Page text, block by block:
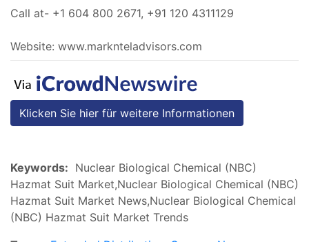
Call at- +1 604 800 2671, +91 120 4311129
Website: www.marknteladvisors.com
Klicken Sie hier für weitere Informationen
Keywords: Nuclear Biological Chemical (NBC)
Hazmat Suit Market,Nuclear Biological Chemical (NBC)
Hazmat Suit Market News,Nuclear Biological Chemical
(NBC) Hazmat Suit Market Trends